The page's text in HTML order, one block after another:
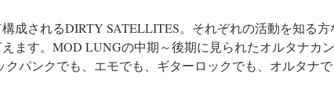
成されるDIRTY SATELLITES。それぞれの活動を知る
ます。MOD LUNGの中期～後期に見られたオルタナカ
パンクでも、エモでも、ギターロックでも、オルタナ